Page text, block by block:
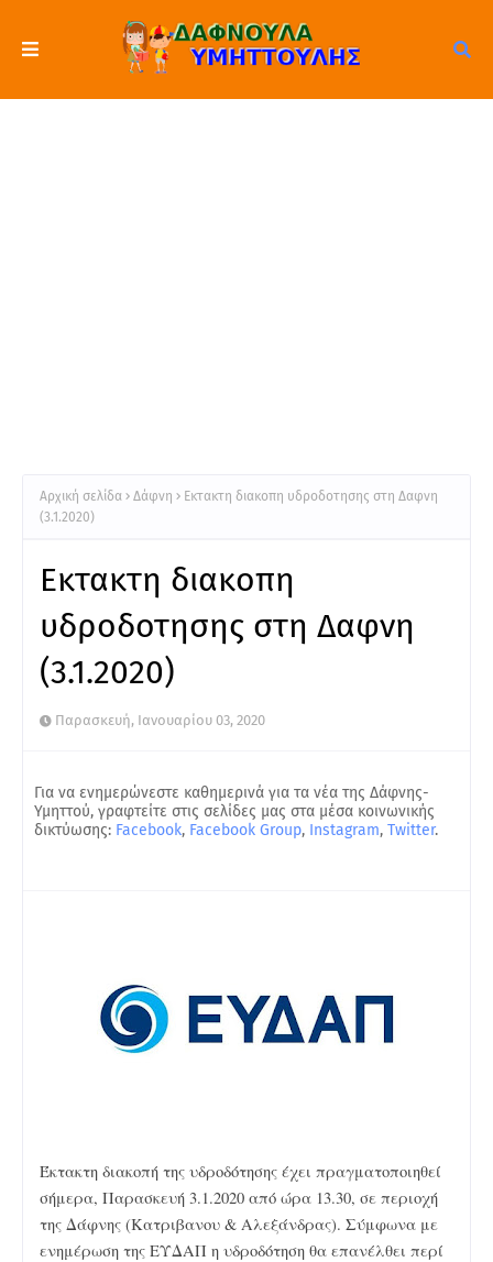
Αρχική σελίδα Δάφνη
Εκτακτη διακοπη υδροδοτησης στη Δαφνη
(3.1.2020)
Εκτακτη διακοπη
υδροδοτησης στη Δαφνη
(3.1.2020)
Παρασκευή, Ιανουαρίου 03, 2020
Για να ενημερώνεστε καθημερινά για τα νέα της Δάφνης-
Υμηττού, γραφτείτε στις σελίδες μας στα μέσα κοινωνικής
δικτύωσης: Facebook, Facebook Group, Instagram, Twitter.
Έκτακτη διακοπή της υδροδότησης έχει πραγματοποιηθεί
σήμερα, Παρασκευή 3.1.2020 από ώρα 13.30, σε περιοχή
της Δάφνης (Κατριβανου & Αλεξάνδρας). Σύμφωνα με
ενημέρωση της ΕΥΔΑΠ η υδροδότηση θα επανέλθει περί